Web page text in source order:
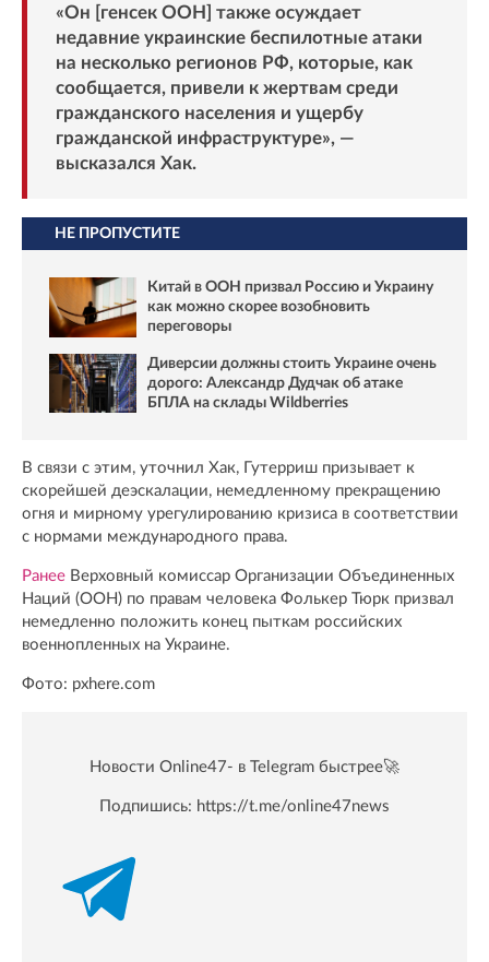
«Он [генсек ООН] также осуждает
недавние украинские беспилотные атаки
на несколько регионов РФ, которые, как
сообщается, привели к жертвам среди
гражданского населения и ущербу
гражданской инфраструктуре», —
высказался Хак.
НЕ ПРОПУСТИТЕ
Китай в ООН призвал Россию и Украину
как можно скорее возобновить
переговоры
Диверсии должны стоить Украине очень
дорого: Александр Дудчак об атаке
БПЛА на склады Wildberries
В связи с этим, уточнил Хак, Гутерриш призывает к
скорейшей деэскалации, немедленному прекращению
огня и мирному урегулированию кризиса в соответствии
с нормами международного права.
Ранее Верховный комиссар Организации Объединенных
Наций (ООН) по правам человека Фолькер Тюрк призвал
немедленно положить конец пыткам российских
военнопленных на Украине.
Фото: pxhere.com
Новости Online47- в Telegram быстрее🚀
Подпишись: https://t.me/online47news